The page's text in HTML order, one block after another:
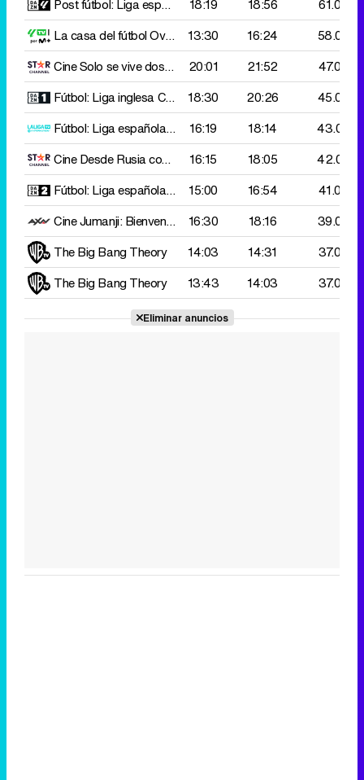
Post fútbol: Liga española Girona - Valencia
18:19 18:56
61.000
La casa del fútbolOviedo - Levante 13:30 16:24
58.000
CineSolo se vive dos veces 20:01 21:52
47.000
Fútbol: Liga inglesaChelsea - Liverpool 18:30 20:26
45.000
Fútbol: Liga española 2ª D
Deportivo Coruña - Almería
16:19 18:14
43.000
CineDesde Rusia con amor 16:15 18:05
42.000
Fútbol: Liga española femenino
Eibar - Barcelona
15:00 16:54
41.000
CineJumanji: Bienvenidos a la jungla 16:30 18:16
39.000
The Big Bang Theory
14:03 14:31
37.000
The Big Bang Theory
13:43 14:03 37.000
Eliminar anuncios